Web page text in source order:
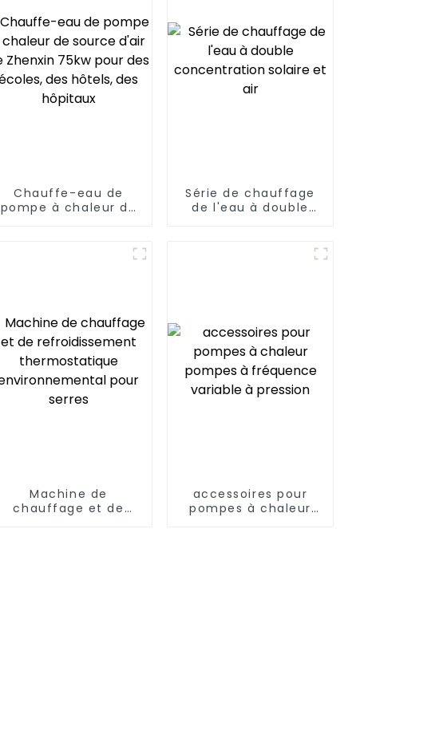
Chauffe-eau de
pompe à chaleur de
hôtels, des hôpitaux
Série de chauffage
de l'eau à double
Machine de
chauffage et de
accessoires pour
pompes à chaleur